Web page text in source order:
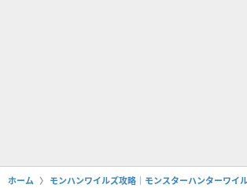
ホーム モンハンワイルズ攻略｜モンスターハンターワイ